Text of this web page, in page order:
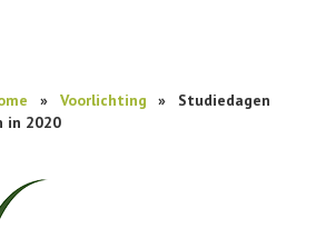
» Voorlichting » Studiedagen
in 2020